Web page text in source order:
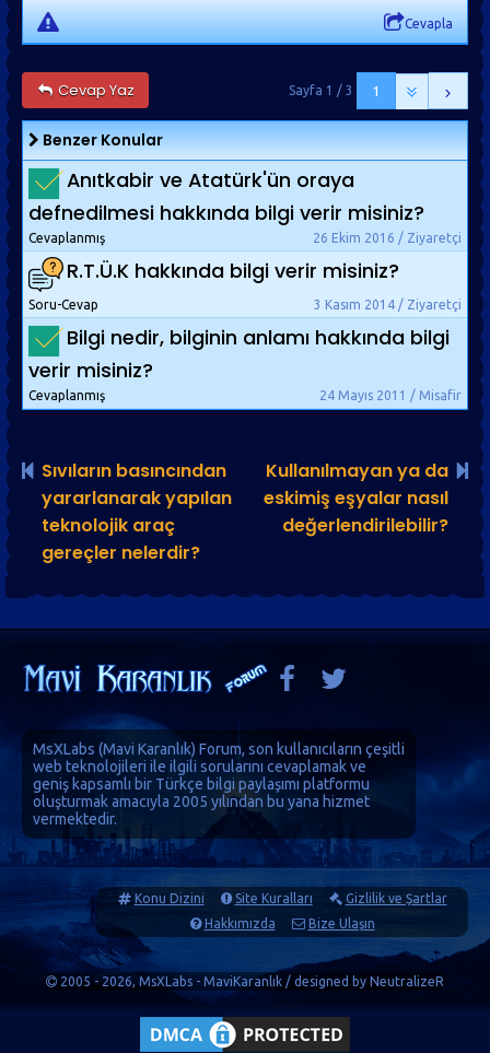
Cevapla
Cevap Yaz 1
Sayfa 1 / 3
Benzer Konular
Anıtkabir ve Atatürk'ün oraya
defnedilmesi hakkında bilgi verir misiniz?
26 Ekim 2016 / Ziyaretçi
Cevaplanmış
R.T.Ü.K hakkında bilgi verir misiniz?
3 Kasım 2014 / Ziyaretçi
Soru-Cevap
Bilgi nedir, bilginin anlamı hakkında bilgi
verir misiniz?
24 Mayıs 2011 / Misafir
Cevaplanmış
Sıvıların basıncından
yararlanarak yapılan
teknolojik araç
gereçler nelerdir?
Kullanılmayan ya da
eskimiş eşyalar nasıl
değerlendirilebilir?
MsXLabs (Mavi Karanlık) Forum, son kullanıcıların çeşitli
web teknolojileri ile ilgili sorularını cevaplamak ve
geniş kapsamlı bir Türkçe bilgi paylaşımı platformu
oluşturmak amacıyla 2005 yılından bu yana hizmet
vermektedir.
Konu Dizini Site Kuralları
Gizlilik ve Şartlar
Hakkımızda
Bize Ulaşın
2005 - 2026, MsXLabs - MaviKaranlık / designed by NeutralizeR